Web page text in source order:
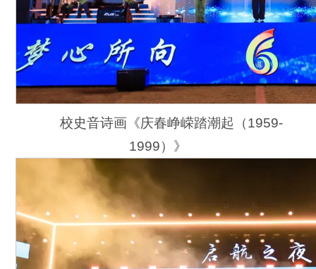
校史音诗画《庆春峥嵘踏潮起（1959-
1999）》